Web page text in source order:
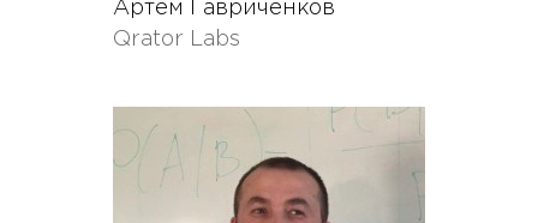
Артем Гавриченков
Qrator Labs